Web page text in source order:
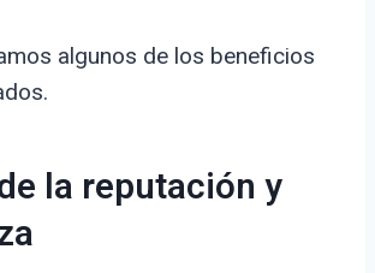
algunos de los beneficios
la reputación y